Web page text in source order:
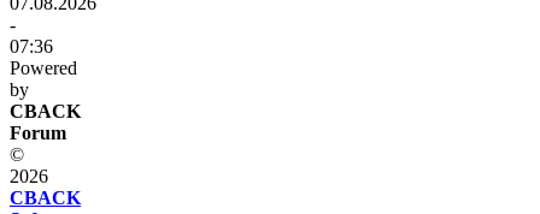
-
07:36
Powered
by
CBACK
Forum
©
2026
CBACK